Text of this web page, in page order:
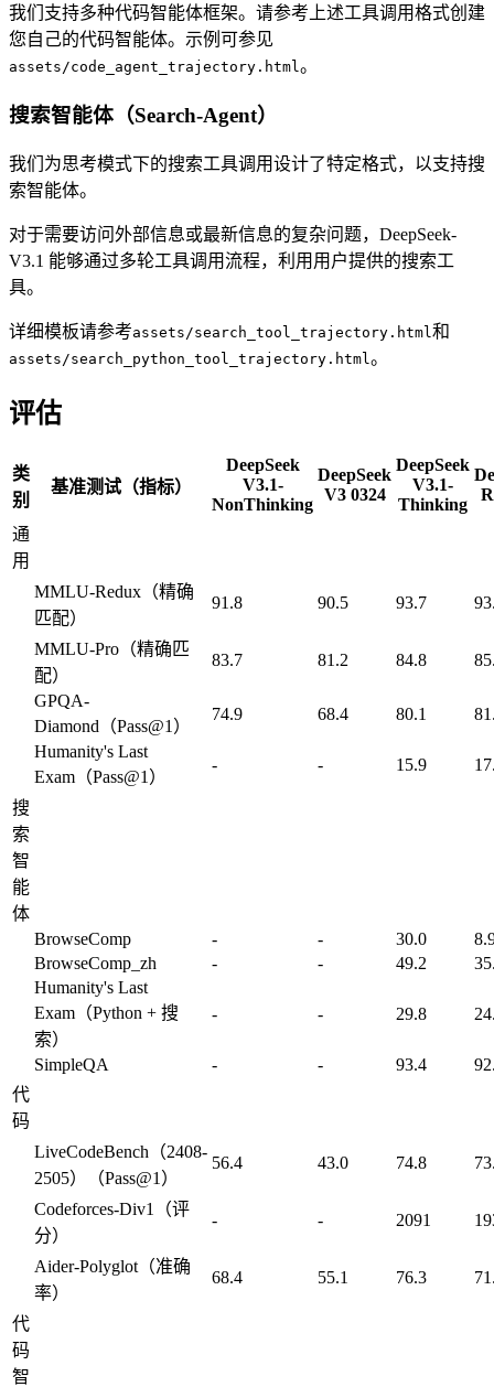
我们支持多种代码智能体框架。请参考上述工具调用格式创建
您自己的代码智能体。示例可参见
assets/code_agent_trajectory.html。
搜索智能体（Search-Agent）
我们为思考模式下的搜索工具调用设计了特定格式，以支持搜
索智能体。
对于需要访问外部信息或最新信息的复杂问题，DeepSeek-
V3.1 能够通过多轮工具调用流程，利用用户提供的搜索工
具。
详细模板请参考assets/search_tool_trajectory.html 和
assets/search_python_tool_trajectory.html 。
评估
类
别
基准测试（指标）
DeepSeek
V3.1-
NonThinking
DeepSeek
V3 0324
DeepSeek
V3.1-
Thinking
通
用
MMLU-Redux（精确
匹配）
91.8 90.5 93.7
MMLU-Pro（精确匹
配）
83.7 81.2 84.8
GPQA-
Diamond（Pass@1）
74.9 68.4 80.1
Humanity's Last
Exam（Pass@1）
- - 15.9
搜
索
智
能
体
BrowseComp
- - 30.0
BrowseComp_zh
- - 49.2
Humanity's Last
Exam（Python + 搜
索）
- - 29.8
SimpleQA - - 93.4
代
码
LiveCodeBench（2408-
2505）（Pass@1）
56.4 43.0 74.8
Codeforces-Div1（评
分）
- - 2091
Aider-Polyglot（准确
率）
68.4 55.1 76.3
代
码
智